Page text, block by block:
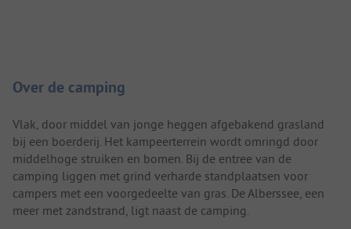
Over de camping
Vlak, door middel van jonge heggen afgebakend grasland
bij een boerderij. Het kampeerterrein wordt omringd door
middelhoge struiken en bomen. Bij de entree van de
camping liggen met grind verharde standplaatsen voor
campers met een voorgedeelte van gras. De Alberssee, een
meer met zandstrand, ligt naast de camping.